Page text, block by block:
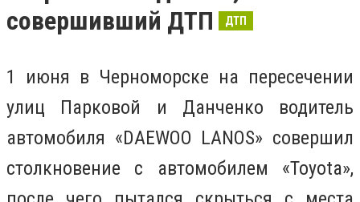
совершивший ДТП
ДТП
1 июня в Черноморске на пересечении
улиц Парковой и Данченко водитель
автомобиля «DАEWOO LANOS» совершил
столкновение с автомобилем «Toyota»,